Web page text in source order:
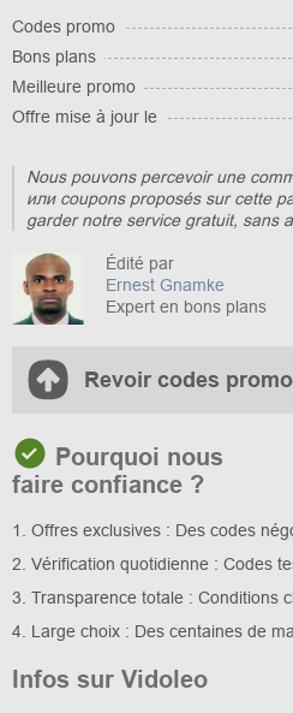
Codes promo
Bons plans
Meilleure promo
Offre mise à jour le
Nous pouvons percevoir une
или coupons proposés sur cette
garder notre service gratuit, sans
Édité par
Ernest Gnamke
Expert en bons plans
Revoir codes promo
Pourquoi nous
faire confiance ?
1. Offres exclusives : Des codes
2. Vérification quotidienne : Codes
3. Transparence totale : Conditions
4. Large choix : Des centaines de
Infos sur Vidoleo